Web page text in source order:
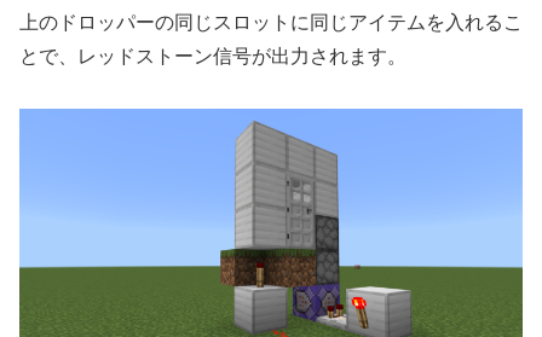
上のドロッパーの同じスロットに同じアイテムを入れるこ
とで、レッドストーン信号が出力されます。